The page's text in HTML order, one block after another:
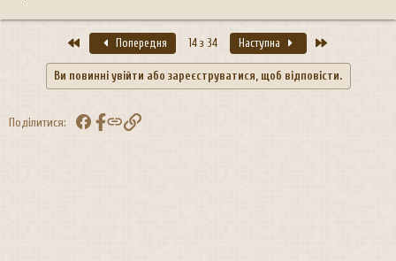
ПершийПопередня 14 з 34 Наступна
Ви повинні увійти або зареєструватися, щоб відповісти.
Поділитися: FacebookПосилання